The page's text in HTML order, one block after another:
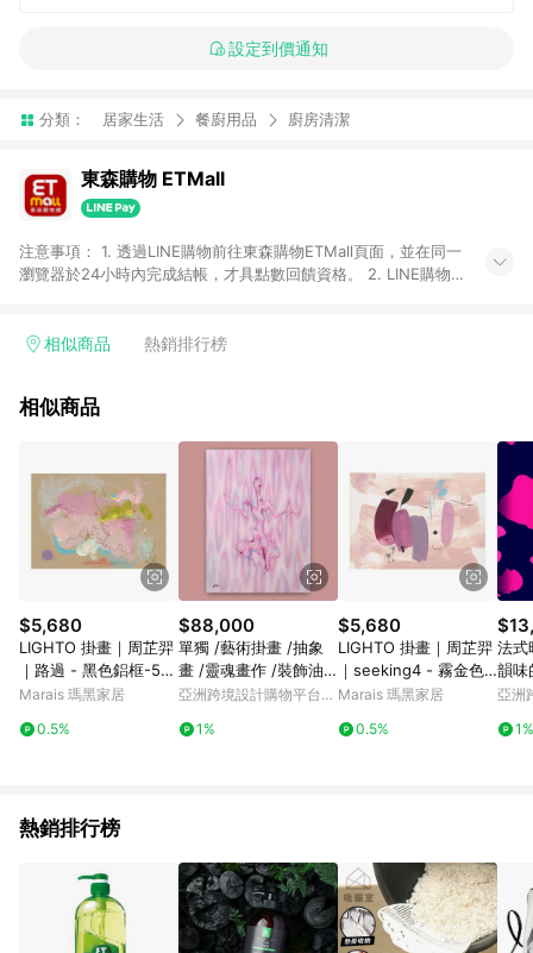
設定到價通知
分類： 居家生活 餐廚用品 廚房清潔
東森購物 ETMall
注意事項： 1. 透過LINE購物前往東森購物ETMall頁面，並在同一
瀏覽器於24小時內完成結帳，才具點數回饋資格。 2. LINE購物
單，皆不在點數回饋範圍內。 3. 如購買以下類別商品，將無法獲
球嚴選、商城、專案商品、「草莓網」全館商品。 4. 如取消訂
回饋。 5. 點數回饋會扣除所有折扣優惠後之最終發票金額計算，
實際回饋請依LINE購物通知為主。 6. 訂單如有使用東森購物
ETMall站內之折扣優惠(包含但不限於東森幣、樂透金、東森現金
券等)，不具點數回饋資格。詳細請依東森購物ETMall之結帳頁面
顯示為準。 7. LINE購物設有「單一商品最高回饋點數」機制(特
殊活動時開放「回饋無上限」)，以同一訂單中同一商品不論件數
計算，並依訂單成立時間當下LINE購物所設定的回饋機制為準。
8. LINE購物為購物資訊整合性平台，商品資料更新會有時間差，
如顯示之商品規格、顏色、價位、贈品與東森購物ETMall銷售網
頁不符，以銷售網頁標示為準。 9. 若有贈點爭議，請務必於訂單
日期+180天以內至LINE購物客服洽詢；若超過180天(含)以上進
行申訴，恕無法贈點回饋。 10. 部分點數紅包僅限指定商品使
用，或不適用於無回饋商品。各點數紅包之適用商品與使用條件
相似商品 熱銷排行榜
相似商品
$5,680
LIGHTO 掛畫｜周芷羿
｜路過 - 黑色鋁框-50
x 70 cm
Marais 瑪黑家居
0.5%
$88,000
單獨 /藝術掛畫 /抽象
畫 /靈魂畫作 /裝飾油
畫
亞洲跨境設計購物平台
1%
$5,680
LIGHTO 掛畫｜周芷羿
｜seeking4 - 霧金色
鋁框-50 x 70 cm
Marais 瑪黑家居
0.5%
法式
韻味
亞洲
1%
熱銷排行榜